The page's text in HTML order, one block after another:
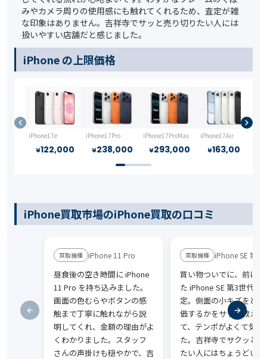
みやカメラ周りの使用感にも触れてくれるため、査定が雑
な印象はありません。吉祥寺でサッと売り切りたい人には
扱いやすい店舗だと感じました。
iPhone の上限価格
iPhone17e
¥122,000
iPhone17Pro
¥238,000
iPhone17ProMax
¥293,000
iPhone17Air
¥163,000
iPhone買取市場のiPhone買取の口コミ
iPhone 11 Pro
昼食後の空き時間に iPhone
11 Pro を持ち込みました。
画面の色むらやボタンの感
触まで丁寧に触れながら説
明してくれ、金額の理由がよ
くわかりました。スタッフ
さんの声掛けも穏やかで、吉
iPhone SE 第3
買い物ついでに、前に使
た iPhone SE 第3世代 を
定。側面の小キズをど
価するかをサッと教えて
て、テンポがよくて気楽
た。吉祥寺でサクッと
たい人にはちょうどい